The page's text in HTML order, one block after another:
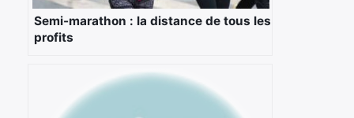
Semi-marathon : la distance de tous les
profits